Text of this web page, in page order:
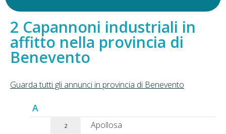
Capannoni industriali in
affitto nella provincia di
Benevento
Guarda tutti gli annunci in provincia di Benevento
A
2 Apollosa